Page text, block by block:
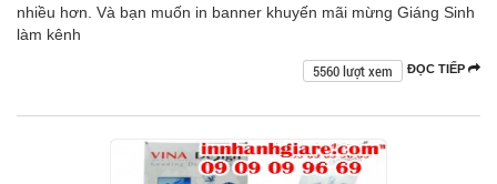
nhiều hơn. Và bạn muốn in banner khuyến mãi mừng Giáng Sinh
làm kênh
ĐỌC TIẾP
5560 lượt xem